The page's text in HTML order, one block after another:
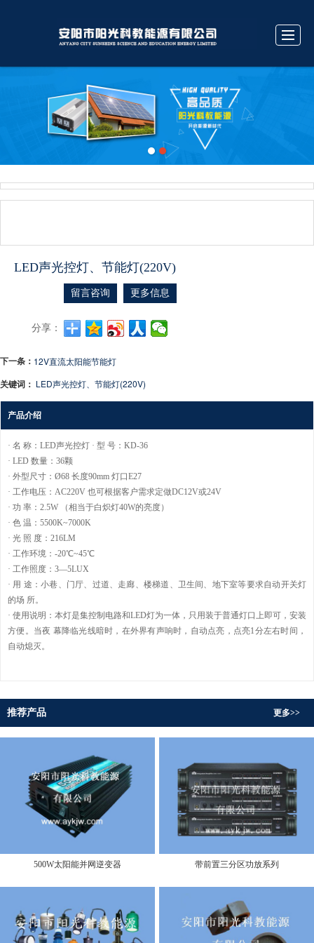
产品中心 汇款方式 服务承诺
LED声光控灯、节能灯(220V)
留言咨询 更多信息
分享：
下一条： 12V直流太阳能节能灯
关键词： LED声光控灯、节能灯(220V)
产品介绍
· 名 称：LED声光控灯 · 型 号：KD-36
· LED 数量：36颗
· 外型尺寸：Ø68 长度90mm 灯口E27
· 工作电压：AC220V 也可根据客户需求定做DC12V或24V
· 功 率：2.5W （相当于白炽灯40W的亮度）
· 色 温：5500K~7000K
· 光 照 度：216LM
· 工作环境：-20℃~45℃
· 工作照度：3—5LUX
· 用 途：小巷、门厅、过道、走廊、楼梯道、卫生间、地下室等要求自动开关灯
的场 所。
· 使用说明：本灯是集控制电路和LED灯为一体，只用装于普通灯口上即可，安装
方便。当夜 幕降临光线暗时，在外界有声响时，自动点亮，点亮1分左右时间，
自动熄灭。
推荐产品 更多>>
500W太阳能并网逆变器 带前置三分区功放系列